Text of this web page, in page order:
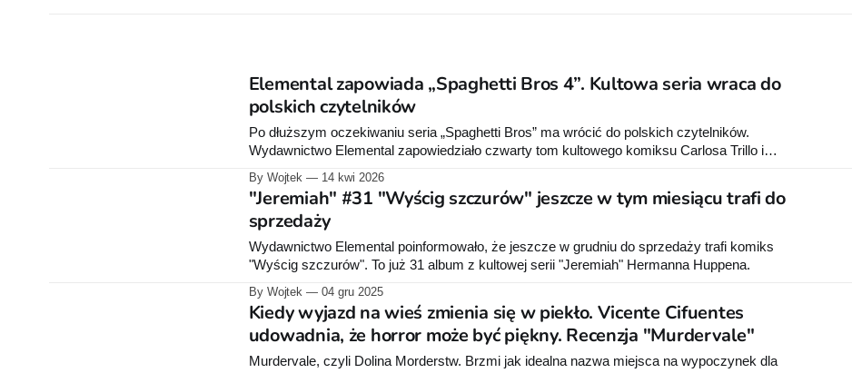
Elemental zapowiada „Spaghetti Bros 4”. Kultowa seria wraca do
polskich czytelników
Po dłuższym oczekiwaniu seria „Spaghetti Bros” ma wrócić do polskich czytelników.
Wydawnictwo Elemental zapowiedziało czwarty tom kultowego komiksu Carlosa Trillo i
By Wojtek 14 kwi 2026
"Jeremiah" #31 "Wyścig szczurów" jeszcze w tym miesiącu trafi do
sprzedaży
Wydawnictwo Elemental poinformowało, że jeszcze w grudniu do sprzedaży trafi komiks
"Wyścig szczurów". To już 31 album z kultowej serii "Jeremiah" Hermanna Huppena.
By Wojtek 04 gru 2025
Kiedy wyjazd na wieś zmienia się w piekło. Vicente Cifuentes
udowadnia, że horror może być piękny. Recenzja "Murdervale"
Murdervale, czyli Dolina Morderstw. Brzmi jak idealna nazwa miejsca na wypoczynek dla